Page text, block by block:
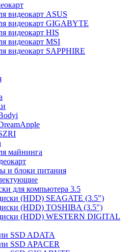
видеокарт ASUS
видеокарт GIGABYTE
видеокарт HIS
видеокарт MSI
видеокарт SAPPHIRE
майнинга
и блоки питания
для компьютера 3.5
(HDD) SEAGATE (3.5")
(HDD) TOSHIBA (3.5")
(HDD) WESTERN DIGITAL
SSD ADATA
SSD APACER